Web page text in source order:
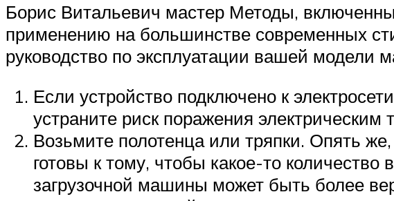
Борис Витальевич мастер Методы,
применению на большинстве современных
руководство по эксплуатации вашей модели
Если устройство подключено к
устраните риск поражения электрическим
Возьмите полотенца или тряпки. Опять
готовы к тому, чтобы какое-то
загрузочной машины может быть более